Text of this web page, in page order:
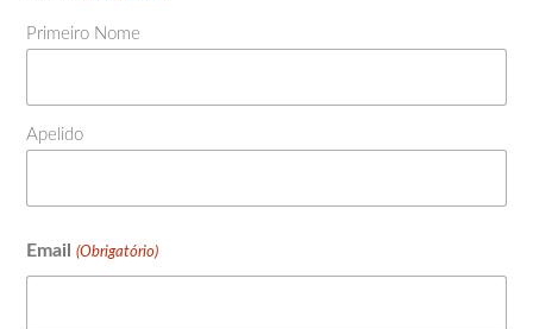
Primeiro Nome
Apelido
Email (Obrigatório)